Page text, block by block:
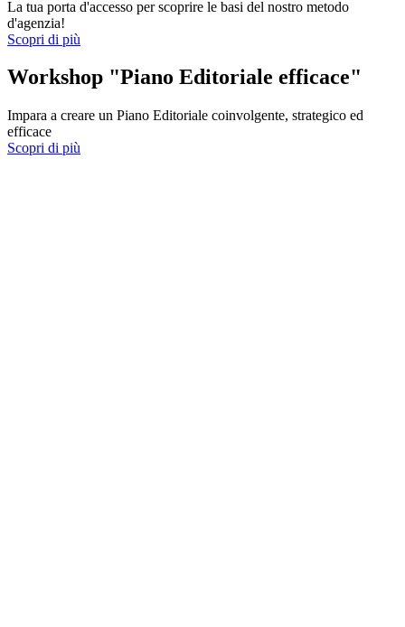
La tua porta d'accesso per scoprire le basi del nostro metodo
d'agenzia!
Scopri di più
Workshop "Piano Editoriale efficace"
Impara a creare un Piano Editoriale coinvolgente, strategico ed
efficace
Scopri di più